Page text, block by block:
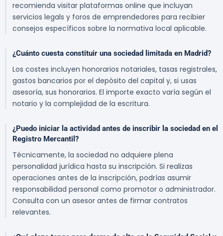
recomienda visitar plataformas online que incluyan
servicios legals y foros de emprendedores para recibier
consejos específicos sobre la normativa local aplicable.
¿Cuánto cuesta constituir una sociedad limitada en Madrid?
Los costes incluyen honorarios notariales, tasas registrales,
gastos bancarios por el depósito del capital y, si usas
asesoría, sus honorarios. El importe exacto varía según el
notario y la complejidad de la escritura.
¿Puedo iniciar la actividad antes de inscribir la sociedad en el
Registro Mercantil?
Técnicamente, la sociedad no adquiere plena
personalidad jurídica hasta su inscripción. Si realizas
operaciones antes de la inscripción, podrías asumir
responsabilidad personal como promotor o administrador.
Consulta con un asesor antes de firmar contratos
relevantes.